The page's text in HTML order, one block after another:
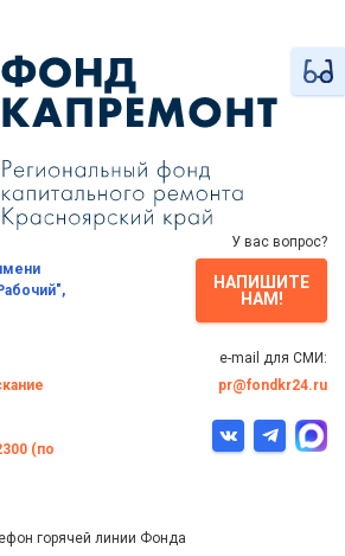
(по
У вас вопрос?
НАПИШИТЕ
НАМ!
e-mail для СМИ:
pr@fondkr24.ru
горячей линии Фонда